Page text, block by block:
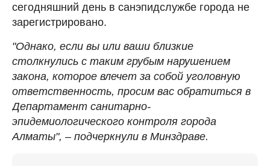
сегодняшний день в санэпидслужбе города не
зарегистрировано.
"Однако, если вы или ваши близкие
столкнулись с таким грубым нарушением
закона, которое влечет за собой уголовную
ответственность, просим вас обратиться в
Департамент санитарно-
эпидемиологического контроля города
Алматы", – подчеркнули в Минздраве.